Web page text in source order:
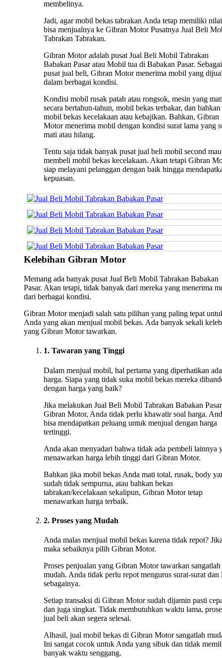
membelinya.
Jadi, agar mobil bekas tabrakan Anda tetap memiliki
bisa menjualnya ke Gibran Motor Pusatnya Jual Beli
Tabrakan Tabrakan.
Gibran Motor adalah pusat Jual Beli Mobil Tabrakan
Babakan Pasar atau Mobil tua di Babakan Pasar. Sebagai
pusat jual beli, Gibran Motor menerima mobil yang
dalam berbagai kondisi.
Kondisi mobil rusak patah atau rongsok, mesin yang
secara bertahun-tahun, mobil bekas terbakar, dan bahkan
mobil bekas kecelakaan atau kebajikan. Bahkan, Gibran
Motor menerima mobil dengan kondisi surat lama yang
mati atau hilang.
Tentu saja tidak banyak pusat jual beli mobil second mau
membeli mobil bekas kecelakaan. Akan tetapi Gibran
siap melayani pelanggan dengan baik hingga
kepuasan.
Kelebihan Gibran Motor
Memang ada banyak pusat Jual Beli Mobil Tabrakan Babakan
Pasar. Akan tetapi, tidak banyak dari mereka yang menerima
dari berbagai kondisi.
Gibran Motor menjadi salah satu pilihan yang paling tepat
Anda yang akan menjual mobil bekas. Ada banyak sekali
yang Gibran Motor tawarkan.
1. Tawaran yang Tinggi
Dalam menjual mobil, hal pertama yang diperhatikan
harga. Siapa yang tidak suka mobil bekas mereka
dengan harga yang baik?
Jika melakukan Jual Beli Mobil Tabrakan Babakan
Gibran Motor, Anda tidak perlu khawatir soal harga.
bisa mendapatkan peluang untuk menjual dengan harga
tertinggi.
Anda akan menyadari bahwa tidak ada pembeli lainnya
menawarkan harga lebih tinggi dari Gibran Motor.
Bahkan jika mobil bekas Anda mati total, rusak, body
sudah tidak sempurna, atau bahkan bekas
tabrakan/kecelakaan sekalipun, Gibran Motor tetap
menawarkan harga terbaik.
2. Proses yang Mudah
Anda malas menjual mobil bekas karena tidak repot?
maka sebaiknya pilih Gibran Motor.
Proses penjualan yang Gibran Motor tawarkan sangatlah
mudah. Anda tidak perlu repot mengurus surat-surat dan
sebagainya.
Setiap transaksi di Gibran Motor sudah dijamin pasti
dan juga singkat. Tidak membutuhkan waktu lama,
jual beli akan segera selesai.
Alhasil, jual mobil bekas di Gibran Motor sangatlah
Ini sangat cocok untuk Anda yang sibuk dan tidak
banyak waktu senggang.